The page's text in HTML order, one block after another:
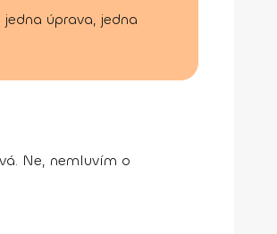
úprava, jedna
Ne, nemluvím o